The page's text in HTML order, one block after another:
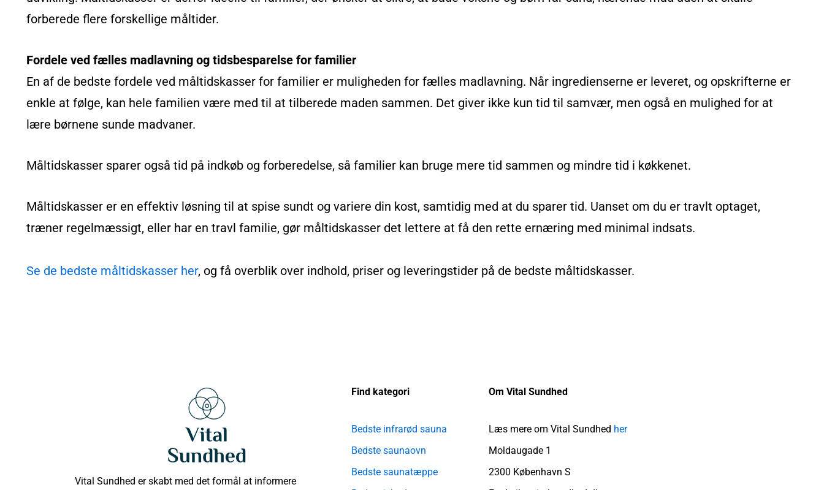
forberede flere forskellige måltider.
Fordele ved fælles madlavning og tidsbesparelse for familier
En af de bedste fordele ved måltidskasser for familier er muligheden for fælles madlavning. Når ingredienserne er leveret, og opskrifterne er
enkle at følge, kan hele familien være med til at tilberede maden sammen. Det giver ikke kun tid til samvær, men også en mulighed for at
lære børnene sunde madvaner.
Måltidskasser sparer også tid på indkøb og forberedelse, så familier kan bruge mere tid sammen og mindre tid i køkkenet.
Måltidskasser er en effektiv løsning til at spise sundt og variere din kost, samtidig med at du sparer tid. Uanset om du er travlt optaget,
træner regelmæssigt, eller har en travl familie, gør måltidskasser det lettere at få den rette ernæring med minimal indsats.
Se de bedste måltidskasser her, og få overblik over indhold, priser og leveringstider på de bedste måltidskasser.
Vital Sundhed er skabt med det formål at informere
Find kategori
Bedste infrarød sauna
Bedste saunaovn
Bedste saunatæppe
Om Vital Sundhed
Læs mere om Vital Sundhed her
Moldaugade 1
2300 København S